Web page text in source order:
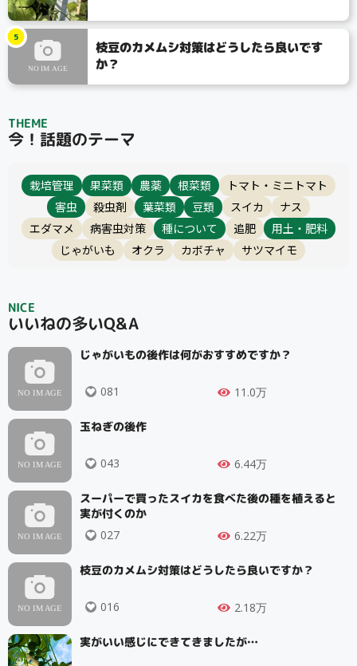
リセット
枝豆のカメムシ対策はどうしたら良いです
か？
5
THEME
今！話題のテーマ
栽培管理 果菜類 農薬 根菜類
トマト・ミニトマト
害虫
殺虫剤 葉菜類 豆類 スイカ
ナス
エダマメ
病害虫対策 種について 追肥
用土・肥料
じゃがいも
オクラ カボチャ サツマイモ
NICE
いいねの多いQ&A
じゃがいもの後作は何がおすすめですか？
081 11.0万
玉ねぎの後作
043 6.44万
スーパーで買ったスイカを食べた後の種を植えると
実が付くのか
027 6.22万
枝豆のカメムシ対策はどうしたら良いですか？
016 2.18万
実がいい感じにできてきましたが…